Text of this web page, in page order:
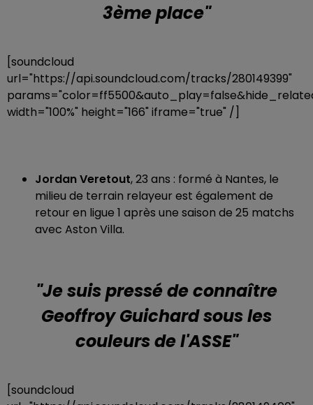
3ème place"
[soundcloud
url="https://api.soundcloud.com/tracks/280149399"
width="100%" height="166" iframe="true" /]
Jordan Veretout, 23 ans : formé à Nantes, le
milieu de terrain relayeur est également de
retour en ligue 1 après une saison de 25 matchs
avec Aston Villa.
"Je suis pressé de connaître
Geoffroy Guichard sous les
couleurs de l'ASSE"
[soundcloud